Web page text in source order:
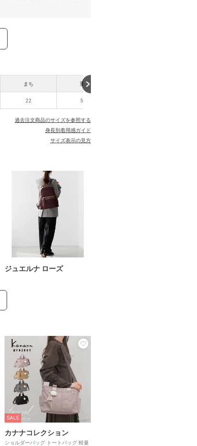
まち 重さ
22 500
過去注文商品のサイズを参照する
身長別着用感ガイド
サイズ表示の見方
ジュエルナ ローズ
SALE
カナナコレクション
ショルダーバッグ トートバッグ 軽量